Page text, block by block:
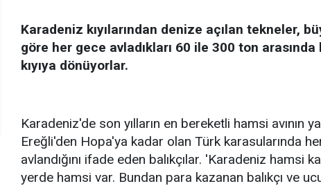
Karadeniz kıyılarından denize açılan tekneler,
göre her gece avladıkları 60 ile 300 ton
kıyıya dönüyorlar.
Karadeniz'de son yılların en bereketli hamsi avının
Ereğli'den Hopa'ya kadar olan Türk karasularında
avlandığını ifade eden balıkçılar. 'Karadeniz hamsi
yerde hamsi var. Bundan para kazanan balıkçı ve